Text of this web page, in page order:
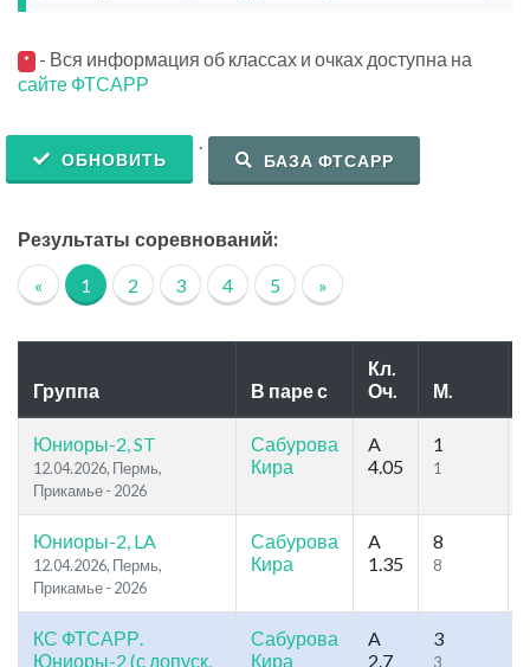
* - Вся информация об классах и очках доступна на
сайте ФТСАРР
ОБНОВИТЬ
.
БАЗА ФТСАРР
Результаты соревнований:
« 1 2 3 4 5 »
Группа В паре с
Кл.
Оч.
М.
Юниоры-2, ST
12.04.2026, Пермь,
Прикамье - 2026
Сабурова
Кира
A
4.05
1
1
Юниоры-2, LA
12.04.2026, Пермь,
Прикамье - 2026
Сабурова
Кира
A
1.35
8
8
КС ФТСАРР.
Юниоры-2 (с допуск.
Сабурова
Кира
A
2.7
3
3